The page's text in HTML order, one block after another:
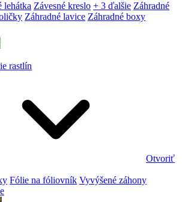
lehátka Závesné kreslo + 3 ďalšie Záhradné
Záhradné lavice Záhradné boxy
rastlín
Otvoriť
Fólie na fóliovník Vyvýšené záhony